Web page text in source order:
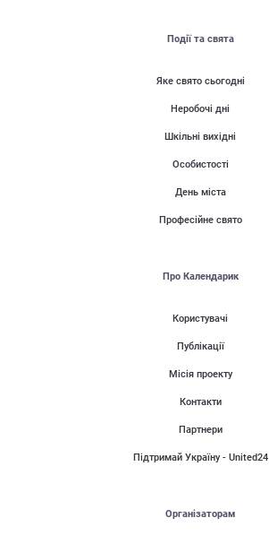
Події та свята
Яке свято сьогодні
Неробочі дні
Шкільні вихідні
Особистості
День міста
Професійне свято
Про Календарик
Користувачі
Публікації
Місія проекту
Контакти
Партнери
Підтримай Україну - United24
Організаторам